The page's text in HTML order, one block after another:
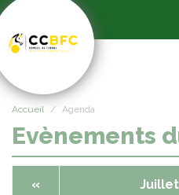
Accueil Agenda
Evènements
« Juillet
Panneau de gestion des cookies